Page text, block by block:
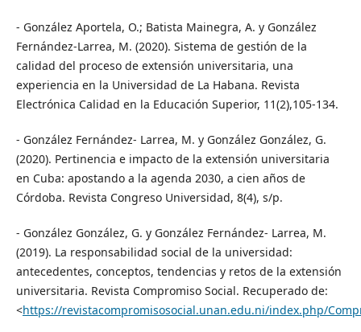
- González Aportela, O.; Batista Mainegra, A. y González
Fernández-Larrea, M. (2020). Sistema de gestión de la
calidad del proceso de extensión universitaria, una
experiencia en la Universidad de La Habana. Revista
Electrónica Calidad en la Educación Superior, 11(2),105-134.
- González Fernández- Larrea, M. y González González, G.
(2020). Pertinencia e impacto de la extensión universitaria
en Cuba: apostando a la agenda 2030, a cien años de
Córdoba. Revista Congreso Universidad, 8(4), s/p.
- González González, G. y González Fernández- Larrea, M.
(2019). La responsabilidad social de la universidad:
antecedentes, conceptos, tendencias y retos de la extensión
universitaria. Revista Compromiso Social. Recuperado de:
<https://revistacompromisosocial.unan.edu.ni/index.php/